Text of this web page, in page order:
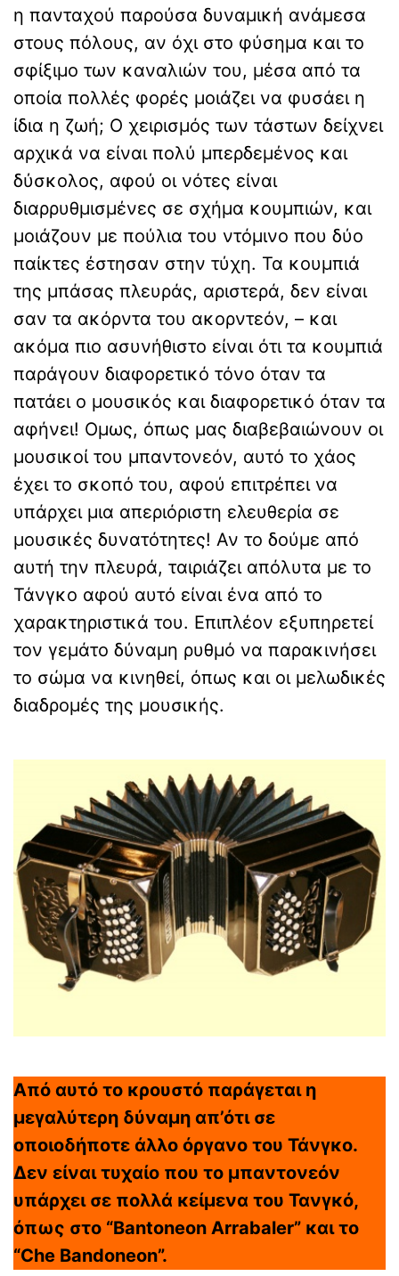
η πανταχού παρούσα δυναμική ανάμεσα
στους πόλους, αν όχι στο φύσημα και το
σφίξιμο των καναλιών του, μέσα από τα
οποία πολλές φορές μοιάζει να φυσάει η
ίδια η ζωή; Ο χειρισμός των τάστων δείχνει
αρχικά να είναι πολύ μπερδεμένος και
δύσκολος, αφού οι νότες είναι
διαρρυθμισμένες σε σχήμα κουμπιών, και
μοιάζουν με πούλια του ντόμινο που δύο
παίκτες έστησαν στην τύχη. Τα κουμπιά
της μπάσας πλευράς, αριστερά, δεν είναι
σαν τα ακόρντα του ακορντεόν, – και
ακόμα πιο ασυνήθιστο είναι ότι τα κουμπιά
παράγουν διαφορετικό τόνο όταν τα
πατάει ο μουσικός και διαφορετικό όταν τα
αφήνει! Ομως, όπως μας διαβεβαιώνουν οι
μoυσικοί του μπαντονεόν, αυτό το χάος
έχει το σκοπό του, αφού επιτρέπει να
υπάρχει μια απεριόριστη ελευθερία σε
μουσικές δυνατότητες! Αν το δούμε από
αυτή την πλευρά, ταιριάζει απόλυτα με το
Τάνγκο αφού αυτό είναι ένα από το
χαρακτηριστικά του. Επιπλέον εξυπηρετεί
τον γεμάτο δύναμη ρυθμό να παρακινήσει
το σώμα να κινηθεί, όπως και οι μελωδικές
διαδρομές της μουσικής.
Από αυτό το κρουστό παράγεται η
μεγαλύτερη δύναμη απ’ότι σε
οποιοδήποτε άλλο όργανο του Τάνγκο.
Δεν είναι τυχαίο που το μπαντονεόν
υπάρχει σε πολλά κείμενα του Τανγκό,
όπως στο “Bantoneon Arrabaler” και το
“Che Bandoneon”.